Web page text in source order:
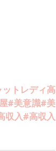
トレディ高
#美意識#美
収入#高収入